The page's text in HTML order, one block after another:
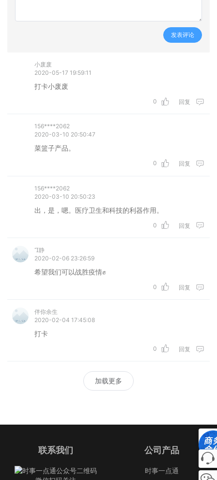
发表评论
小废废
2020-05-17 19:59:11
打卡小废废
0 回复
156****2062
2020-03-10 20:50:47
菜篮子产品。
0 回复
156****2062
2020-03-10 20:50:23
出，是，嗯。医疗卫生和科技的利器作用。
0 回复
静
2020-02-06 23:26:59
希望我们可以战胜疫情✊
0 回复
伴你余生
2020-02-04 17:45:08
打卡
0 回复
加载更多
联系我们 公司产品
时事一点通